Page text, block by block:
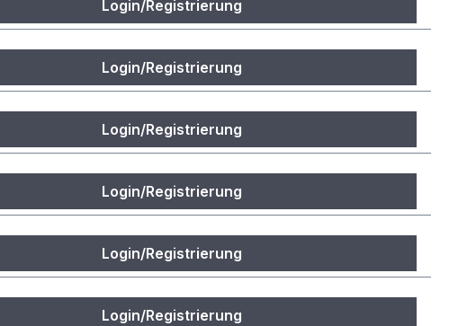
Login/Registrierung
Login/Registrierung
Login/Registrierung
Login/Registrierung
Login/Registrierung
Login/Registrierung